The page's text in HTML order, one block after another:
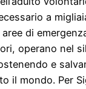
a
di
operano nel
e
il mondo. Per